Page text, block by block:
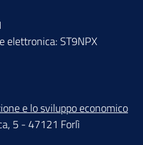
elettronica: ST9NPX
e lo sviluppo economico
5 - 47121 Forlì